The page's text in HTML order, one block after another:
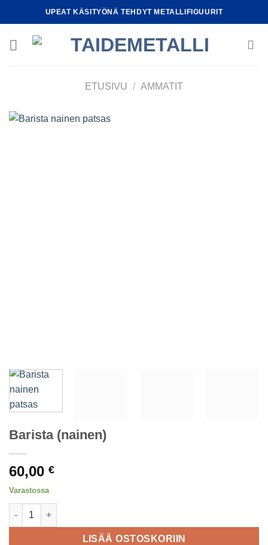
to
UPEAT KÄSITYÖNÄ TEHDYT METALLIFIGUURIT
ETUSIVU / AMMATIT
Barista (nainen)
60,00 €
Varastossa
Barista (nainen) määrä
LISÄÄ OSTOSKORIIN